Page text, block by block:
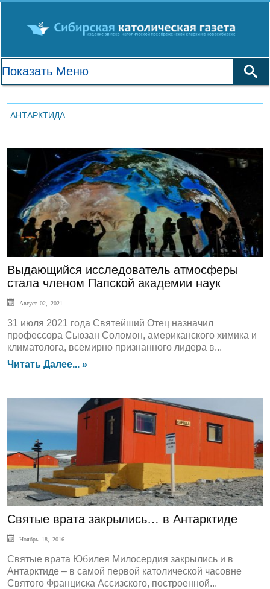
АНТАРКТИДА
ЛЕНТА НОВОСТЕЙ
Выдающийся исследователь атмосферы
стала членом Папской академии наук
Август 02, 2021
31 июля 2021 года Святейший Отец назначил
профессора Сьюзан Соломон, американского химика и
климатолога, всемирно признанного лидера в...
Читать Далее... »
ЛЕНТА НОВОСТЕЙ
Святые врата закрылись… в Антарктиде
Ноябрь 18, 2016
Святые врата Юбилея Милосердия закрылись и в
Антарктиде – в самой первой католической часовне
Святого Франциска Ассизского, построенной...